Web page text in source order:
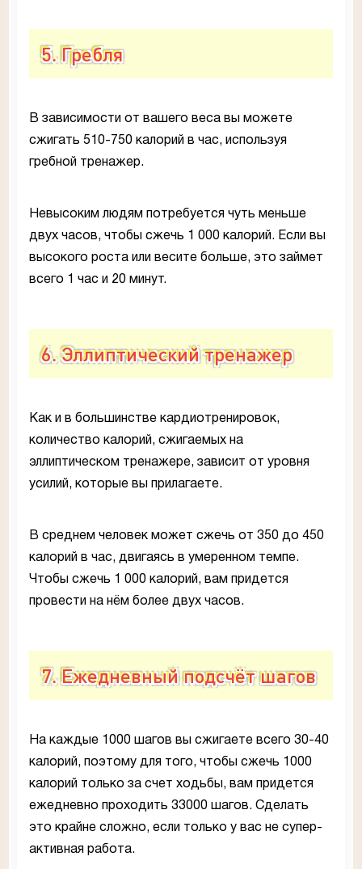
5. Гребля
В зависимости от вашего веса вы можете
сжигать 510-750 калорий в час, используя
гребной тренажер.
Невысоким людям потребуется чуть меньше
двух часов, чтобы сжечь 1 000 калорий. Если вы
высокого роста или весите больше, это займет
всего 1 час и 20 минут.
6. Эллиптический тренажер
Как и в большинстве кардиотренировок,
количество калорий, сжигаемых на
эллиптическом тренажере, зависит от уровня
усилий, которые вы прилагаете.
В среднем человек может сжечь от 350 до 450
калорий в час, двигаясь в умеренном темпе.
Чтобы сжечь 1 000 калорий, вам придется
провести на нём более двух часов.
7. Ежедневный подсчёт шагов
На каждые 1000 шагов вы сжигаете всего 30-40
калорий, поэтому для того, чтобы сжечь 1000
калорий только за счет ходьбы, вам придется
ежедневно проходить 33000 шагов. Сделать
это крайне сложно, если только у вас не супер-
активная работа.